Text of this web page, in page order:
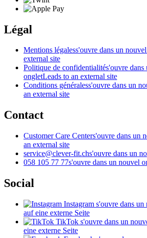
Légal
Mentions légaless'ouvre dans un
external site
Politique de confidentialités'ouvre dans
ongletLeads to an external site
Conditions généraless'ouvre dans un
an external site
Contact
Customer Care Centers'ouvre dans un
an external site
service@clever-fit.chs'ouvre dans un
058 105 77 77s'ouvre dans un nouvel
Social
Instagram s'ouvre dans
auf eine externe Seite
TikTok s'ouvre dans un
eine externe Seite